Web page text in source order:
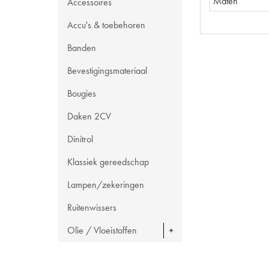
Accu's & toebehoren
Banden
Bevestigingsmateriaal
Bougies
Daken 2CV
Dinitrol
Klassiek gereedschap
Lampen/zekeringen
Ruitenwissers
Olie / Vloeistoffen